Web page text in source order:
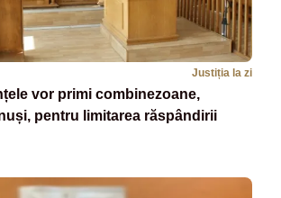
Justiția la zi
vor primi combinezoane,
pentru limitarea răspândirii